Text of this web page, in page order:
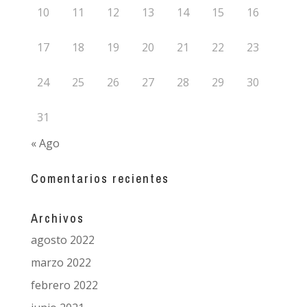
10 11 12 13 14 15 16
17 18 19 20 21 22 23
24 25 26 27 28 29 30
31
« Ago
Comentarios recientes
Archivos
agosto 2022
marzo 2022
febrero 2022